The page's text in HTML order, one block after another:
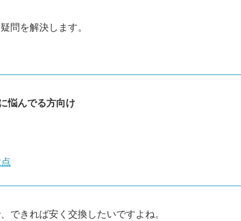
問を解決します。
悩んでる方向け
できれば安く交換したいですよね。